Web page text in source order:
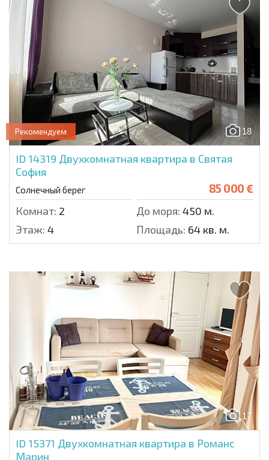
18
Рекомендуем
ID 14319 Двухкомнатная квартира в Святая
София
Солнечный берег 85 000 €
Комнат: 2 До моря: 450 м.
Этаж: 4 Площадь: 64 кв. м.
17
ID 15371 Двухкомнатная квартира в Романс
Марин